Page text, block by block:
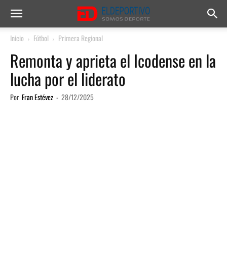
Inicio Fútbol Primera Regional
Remonta y aprieta el Icodense en la
lucha por el liderato
Por Fran Estévez - 28/12/2025